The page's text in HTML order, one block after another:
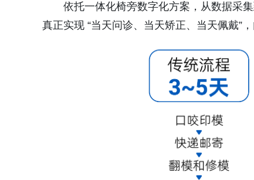
依托一体化椅旁数字化方案，从数据采
真正实现 “当天问诊、当天矫正、当天佩戴”